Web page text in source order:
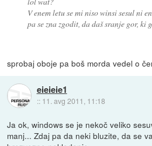
V enem letu se mi niso winsi sesul ni
pa se zna zgodit, da daš sranje gor, ki
sprobaj oboje pa boš morda vedel o
eieieie1
:: 11. avg 2011, 11:18
Ja ok, windows se je nekoč veliko
manj... Zdaj pa da neki bluzite, da se